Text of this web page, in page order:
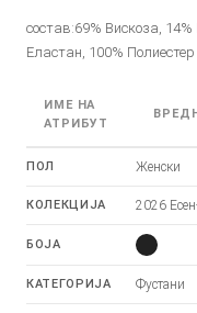
состав:69% Вискоза,
Еластан, 100% Полиестер
ИМЕ НА
АТРИБУТ
ПОЛ Женски
КОЛЕКЦИЈА 2026
БОЈА
КАТЕГОРИЈА Фустани